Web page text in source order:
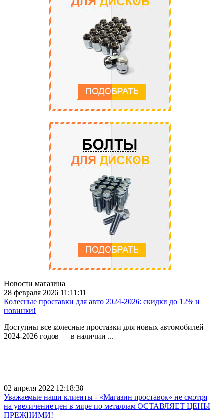
Новости магазина
28 февраля 2026 11:11:11
Колесные проставки для авто 2024-2026: скидки до 12% и
новинки!
Доступны все колесные проставки для новых автомобилей
2024-2026 годов — в наличии ...
02 апреля 2022 12:18:38
Уважаемые наши клиенты - «Магазин проставок» не смотря
на увеличение цен в мире по металлам ОСТАВЛЯЕТ ЦЕНЫ
ПРЕЖНИМИ!